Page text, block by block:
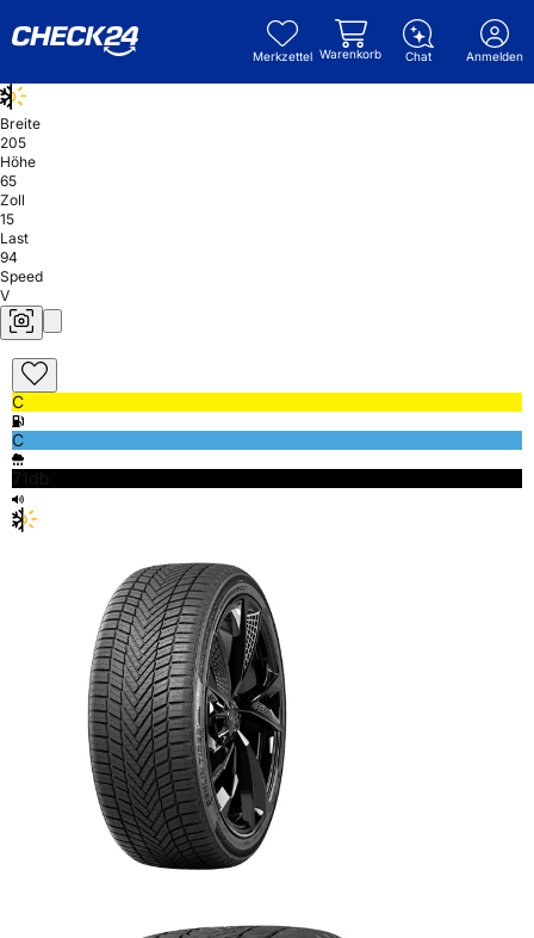
Merkzettel Warenkorb Chat Anmelden
Breite
205
Höhe
65
Zoll
15
Last
94
Speed
V
C
C
71db